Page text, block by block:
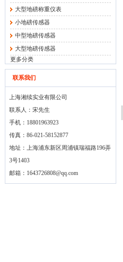
大型地磅称重仪表
小地磅传感器
中型地磅传感器
大型地磅传感器
更多分类
联系我们
上海湘续实业有限公司
联系人：宋先生
手机：18801963923
传真：86-021-58152877
地址：上海浦东新区周浦镇瑞福路196弄
3号1403
邮箱： 1643726808@qq.com